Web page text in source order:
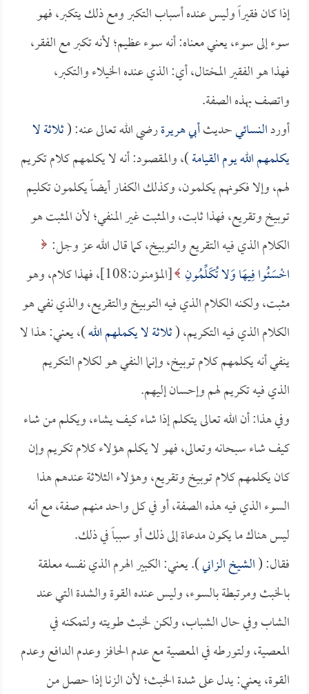
إذا كان فقيراً وليس عنده أسباب التكبر ومع ذلك يتكبر، فهو
سوء إلى سوء، يعني معناه: أنه سوء عظيم؛ لأنه تكبر مع الفقر،
فهذا هو الفقير المختال، أي: الذي عنده الخيلاء والتكبر،
واتصف بهذه الصفة.
أوردالنسائيحديثأبي هريرةرضي الله تعالى عنه: (ثلاثة لا
يكلمهم الله يوم القيامة)، والمقصود: أنه لا يكلمهم كلام تكريم
لهم، وإلا فكونهم يكلمون، وكذلك الكفار أيضاً يكلمون تكليم
توبيخ وتقريع، فهذا ثابت، والمثبت غير المنفي؛ لأن المثبت هو
الكلام الذي فيه التقريع والتوبيخ، كما قال الله عز وجل:
اخْسَئُوا فِيهَا وَلا تُكَلِّمُونِ
[المؤمنون:108]، فهذا كلام، وهو
مثبت، ولكنه الكلام الذي فيه التوبيخ والتقريع، والذي نفي هو
الكلام الذي فيه التكريم، (ثلاثة لا يكملهم الله)، يعني: هذا لا
ينفي أنه يكلمهم كلام توبيخ، وإنما النفي هو لكلام التكريم
الذي فيه تكريم لهم وإحسان إليهم.
وفي هذا: أن الله تعالى يتكلم إذا شاء كيف يشاء، ويكلم من شاء
كيف شاء سبحانه وتعالى، فهو لا يكلم هؤلاء كلام تكريم وإن
كان يكلمهم كلام توبيخ وتقريع، وهؤلاء الثلاثة عندهم هذا
السوء الذي فيه هذه الصفة، أو في كل واحد منهم صفة، مع أنه
ليس هناك ما يكون مدعاة إلى ذلك أو سبباً في ذلك.
فقال: (الشيخ الزاني). يعني: الكبير الهرم الذي نفسه معلقة
بالخبث ومرتبطة بالسوء، وليس عنده القوة والشدة التي عند
الشاب وفي حال الشباب، ولكن لخبث طويته ولتمكنه في
المعصية، ولتورطه في المعصية مع عدم الحافز وعدم الدافع وعدم
القوة، يعني: يدل على شدة الخبث؛ لأن الزنا إذا حصل من